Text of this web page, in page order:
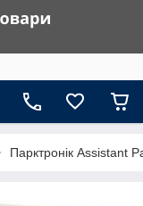
Парктронік Assistant